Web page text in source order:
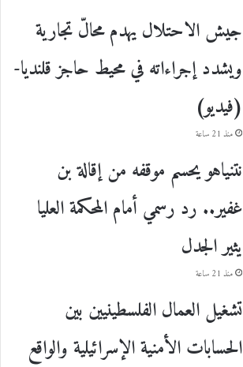
جيش الاحتلال يهدم محالّ تجارية
ويشدد إجراءاته في محيط حاجز قلنديا-
(فيديو)
منذ 21 ساعة
نتنياهو يحسم موقفه من إقالة بن
غفير.. رد رسمي أمام المحكمة العليا
يثير الجدل
منذ 21 ساعة
تشغيل العمال الفلسطينيين بين
الحسابات الأمنية الإسرائيلية والواقع